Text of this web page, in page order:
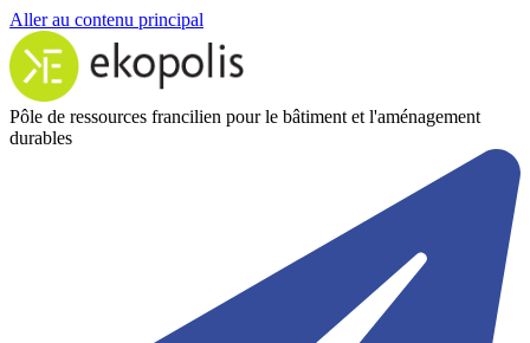
Aller au contenu principal
Pôle de ressources francilien pour le bâtiment et l'aménagement
durables